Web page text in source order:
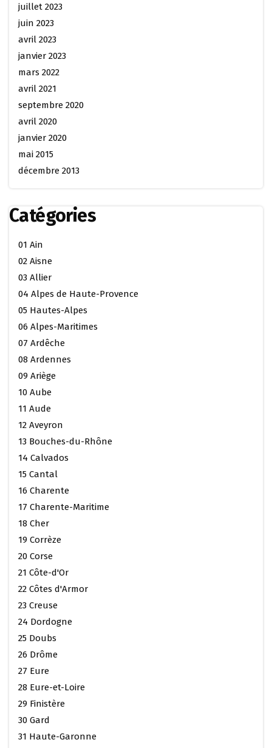
juillet 2023
juin 2023
avril 2023
janvier 2023
mars 2022
avril 2021
septembre 2020
avril 2020
janvier 2020
mai 2015
décembre 2013
Catégories
01 Ain
02 Aisne
03 Allier
04 Alpes de Haute-Provence
05 Hautes-Alpes
06 Alpes-Maritimes
07 Ardêche
08 Ardennes
09 Ariège
10 Aube
11 Aude
12 Aveyron
13 Bouches-du-Rhône
14 Calvados
15 Cantal
16 Charente
17 Charente-Maritime
18 Cher
19 Corrèze
20 Corse
21 Côte-d'Or
22 Côtes d'Armor
23 Creuse
24 Dordogne
25 Doubs
26 Drôme
27 Eure
28 Eure-et-Loire
29 Finistère
30 Gard
31 Haute-Garonne